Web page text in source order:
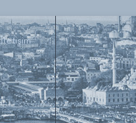
İletişim